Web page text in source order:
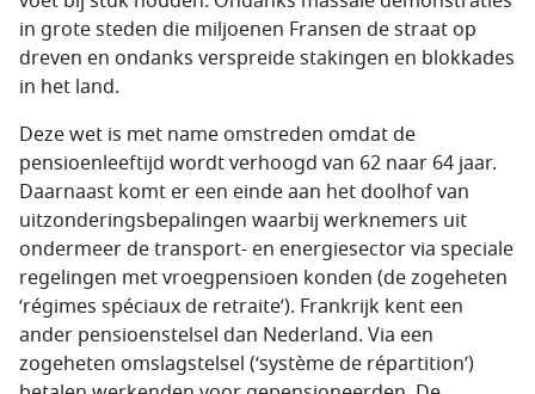
in grote steden die miljoenen Fransen de straat op
dreven en ondanks verspreide stakingen en blokkades
in het land.
Deze wet is met name omstreden omdat de
pensioenleeftijd wordt verhoogd van 62 naar 64 jaar.
Daarnaast komt er een einde aan het doolhof van
uitzonderingsbepalingen waarbij werknemers uit
ondermeer de transport- en energiesector via speciale
regelingen met vroegpensioen konden (de zogeheten
‘régimes spéciaux de retraite’). Frankrijk kent een
ander pensioenstelsel dan Nederland. Via een
zogeheten omslagstelsel (‘système de répartition’)